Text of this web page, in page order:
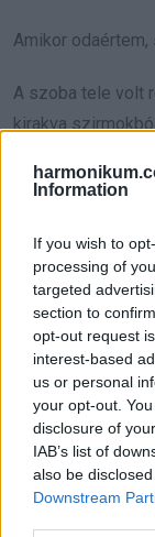
Information
If you wish to
processing of
targeted
section to
opt-out request
interest-based
us or personal
your opt-out.
disclosure of
IAB’s list of
also be
Downstream
Amikor
A szoba tele volt
kirakva
Csakhogy ez
Egy tökéletesen
amiről messziről
kezében pedig
„Stan?” ennyit
Elmosolyodott,
verni a szívem.
„Miley, meg